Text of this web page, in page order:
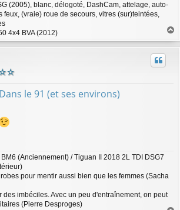
(2005), blanc, délogoté, DashCam, attelage, auto-
feux, (vraie) roue de secours, vitres (sur)teintées,
4x4 BVA (2012)
a
u
le 91 (et ses environs)
(Anciennement) / Tiguan II 2018 2L TDI DSG7
pour mentir aussi bien que les femmes (Sacha
des imbéciles. Avec un peu d'entraînement, on peut
(Pierre Desproges)